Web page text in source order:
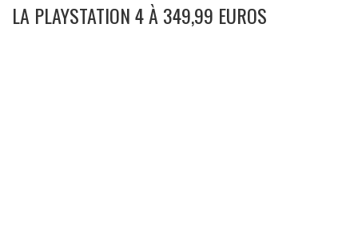
LA PLAYSTATION 4 À 349,99 EUROS